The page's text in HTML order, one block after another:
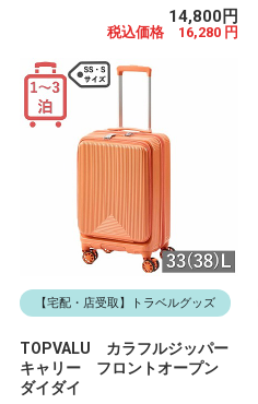
14,800円
税込価格 16,280 円
【宅配・店受取】トラベルグッズ
TOPVALU カラフルジッパー
キャリー フロントオープン
ダイダイ